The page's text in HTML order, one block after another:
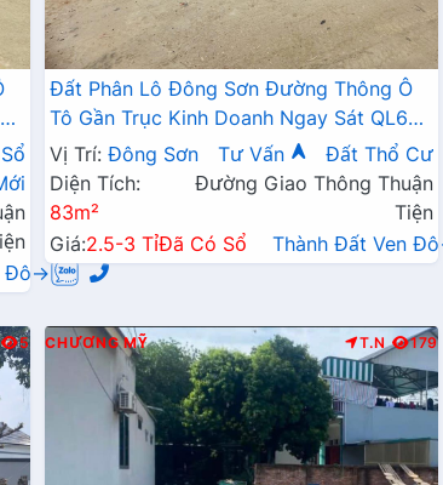
Đô→
Đất Phân Lô Đông Sơn Đường Thông Ô
Tô Gần Trục Kinh Doanh Ngay Sát QL6A
Đang Triển Khai Mở Rộng
Vị Trí: Đông Sơn Tư Vấn
Đất Thổ Cư
Diện Tích:
83m²
Đường Giao Thông Thuận
Tiện
Giá:2.5-3 TỉĐã Có Sổ Thành Đất Ven
5 CHƯƠNG MỸ T.N 179